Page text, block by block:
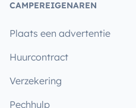
CAMPEREIGENAREN
Plaats een advertentie
Huurcontract
Verzekering
Pechhulp